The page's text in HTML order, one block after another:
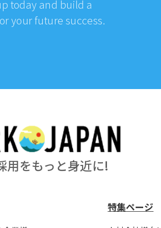
today and build a
your future success.
用をもっと身近に!
特集ページ